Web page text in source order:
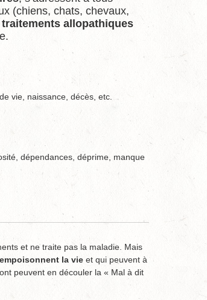
(chiens, chats, chevaux,
allopathiques
vie, naissance, décès, etc.
dépendances, déprime, manque
et ne traite pas la maladie. Mais
la vie et qui peuvent à
peuvent en découler la « Mal à dit